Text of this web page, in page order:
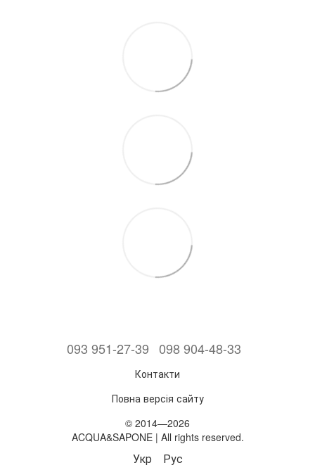
093 951-27-39 098 904-48-33
Контакти
Повна версія сайту
© 2014—2026
ACQUA&SAPONE | All rights reserved.
Укр Рус